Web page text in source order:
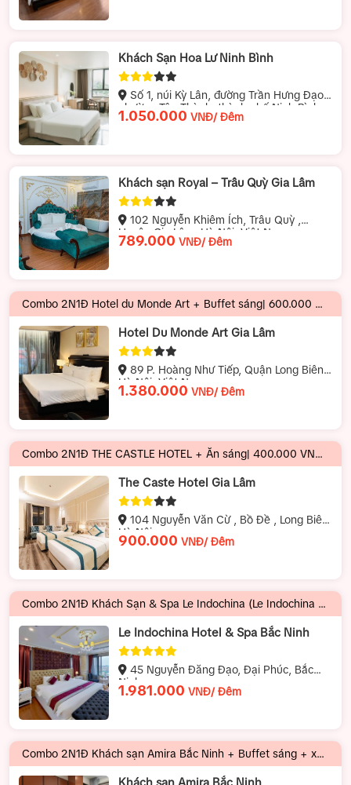
Khách Sạn Hoa Lư Ninh Bình
Số 1, núi Kỳ Lân, đường Trần Hưng Đạo,
phường Tân Thành, thành phố Ninh Bình,
tỉnh Ninh Bình
1.050.000 VNĐ/ Đêm
Khách sạn Royal – Trâu Quỳ Gia Lâm
102 Nguyễn Khiêm Ích, Trâu Quỳ ,
Huyện Gia Lâm, Hà Nội, Việt Nam
789.000 VNĐ/ Đêm
Combo 2N1Đ Hotel du Monde Art + Buffet sáng| 600.000 VNĐ/Khách
Hotel Du Monde Art Gia Lâm
89 P. Hoàng Như Tiếp, Quận Long Biên,
Hà Nội, Việt Nam
1.380.000 VNĐ/ Đêm
Combo 2N1Đ THE CASTLE HOTEL + Ăn sáng| 400.000 VNĐ/Khách
The Caste Hotel Gia Lâm
104 Nguyễn Văn Cừ , Bồ Đề , Long Biên,
Hà Nội
900.000 VNĐ/ Đêm
Combo 2N1Đ Khách Sạn & Spa Le Indochina (Le Indochina Hotel & Spa) + Buffet sáng + xe khứ hồi| 1.450.000 VNĐ/ Khách
Le Indochina Hotel & Spa Bắc Ninh
45 Nguyễn Đăng Đạo, Đại Phúc, Bắc
Ninh
1.981.000 VNĐ/ Đêm
Combo 2N1Đ Khách sạn Amira Bắc Ninh + Buffet sáng + xe khứ hồi | 1.000.000 VNĐ/Khách
Khách sạn Amira Bắc Ninh